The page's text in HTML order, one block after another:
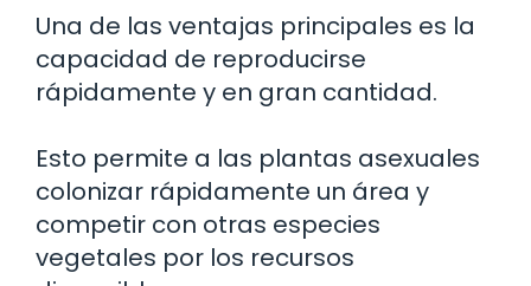
Una de las ventajas principales es la
capacidad de reproducirse
rápidamente y en gran cantidad.
Esto permite a las plantas asexuales
colonizar rápidamente un área y
competir con otras especies
vegetales por los recursos